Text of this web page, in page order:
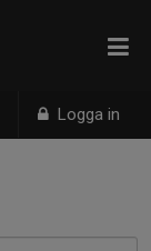
Logga in